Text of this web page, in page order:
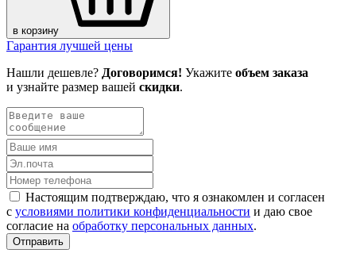
в корзину
Гарантия лучшей цены
Нашли дешевле? Договоримся! Укажите объем заказа
и узнайте размер вашей скидки.
Настоящим подтверждаю, что я ознакомлен и согласен
с условиями политики конфиденциальности и даю свое
согласие на обработку персональных данных.
Отправить